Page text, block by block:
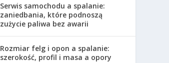
Serwis samochodu a spalanie:
zaniedbania, które podnoszą
zużycie paliwa bez awarii
Rozmiar felg i opon a spalanie:
szerokość, profil i masa a opory